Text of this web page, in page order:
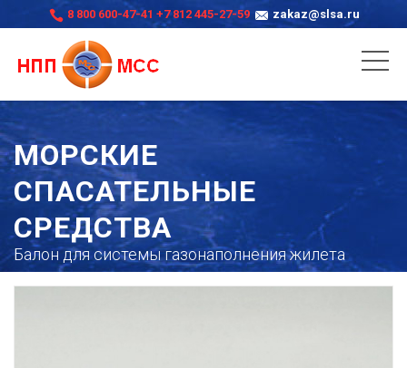
8 800 600-47-41 +7 812 445-27-59 zakaz@slsa.ru
МОРСКИЕ
СПАСАТЕЛЬНЫЕ
СРЕДСТВА
Балон для системы газонаполнения жилета